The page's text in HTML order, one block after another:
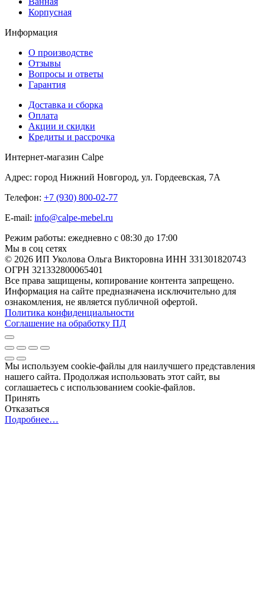
Корпусная
Информация
О производстве
Отзывы
Вопросы и ответы
Гарантия
Доставка и сборка
Оплата
Акции и скидки
Кредиты и рассрочка
Интернет-магазин Calpe
Адрес: город Нижний Новгород, ул. Гордеевская, 7А
Телефон: +7 (930) 800-02-77
E-mail: info@calpe-mebel.ru
Режим работы: ежедневно с 08:30 до 17:00
Мы в соц сетях
© 2026 ИП Уколова Ольга Викторовна ИНН 331301820743
ОГРН 321332800065401
Все права защищены, копирование контента запрещено.
Информация на сайте предназначена исключительно для
ознакомления, не является публичной офертой.
Политика конфиденциальности
Соглашение на обработку ПД
Мы используем cookie-файлы для наилучшего представления
нашего сайта. Продолжая использовать этот сайт, вы
соглашаетесь с использованием cookie-файлов.
Принять
Отказаться
Подробнее…